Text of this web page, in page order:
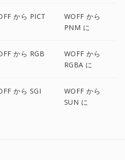
から PICT
WOFF から
PNM に
から RGB
WOFF から
RGBA に
から SGI
WOFF から
SUN に